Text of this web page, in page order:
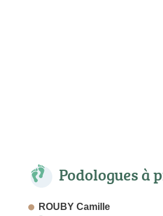
Podologues à
ROUBY Camille